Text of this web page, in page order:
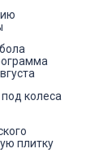
колеса
плитку